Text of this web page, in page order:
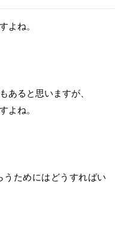
よね。
あると思いますが、
よね。
ためにはどうすればい